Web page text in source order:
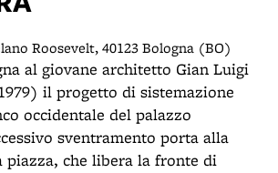
Roosevelt, 40123 Bologna (BO)
al giovane architetto Gian Luigi
il progetto di sistemazione
occidentale del palazzo
sventramento porta alla
piazza, che libera la fronte di